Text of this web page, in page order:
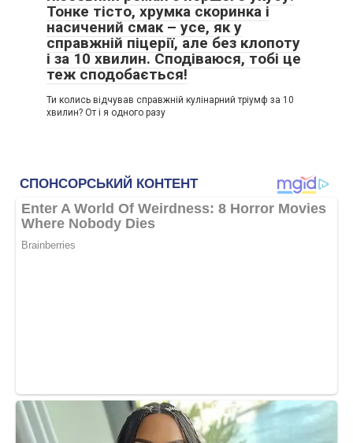
Тонке тісто, хрумка скоринка і
насичений смак – усе, як у
справжній піцерії, але без клопоту
і за 10 хвилин. Сподіваюся, тобі це
теж сподобається!
Ти колись відчував справжній кулінарний тріумф за 10
хвилин? От і я одного разу